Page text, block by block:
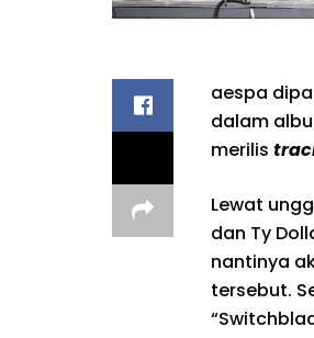
aespa
dalam
merilis
Lewat
dan Ty
nantinya
tersebut.